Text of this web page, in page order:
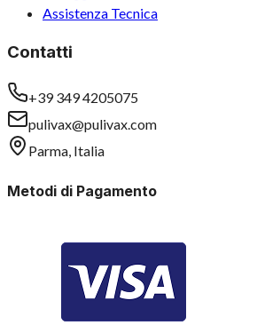
Assistenza Tecnica
Contatti
+39 349 4205075
pulivax@pulivax.com
Parma, Italia
Metodi di Pagamento